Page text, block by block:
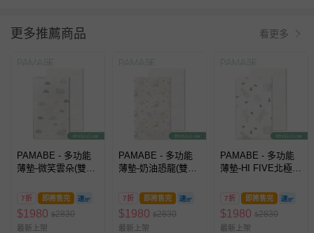
更多推薦商品 看更多
PAMABE - 多功能
薄墊-微笑雲朵(雙面
布)-89x52x3cm(適
用於奇哥 Joie
kubbie™ sleep)
7折 即將售完
$1980 $2830
最新上架
PAMABE - 多功能
薄墊-奶油恐龍(雙面
布)-89x52x3cm(適
用於奇哥 Joie
kubbie™ sleep)
7折 即將售完
$1980 $2830
最新上架
PAMABE - 多功能
薄墊-HI FIVE北極熊
布)-89x52x3cm(適
用於奇哥 Joie
kubbie™ sleep)
7折 即將售完
$1980 $2830
最新上架